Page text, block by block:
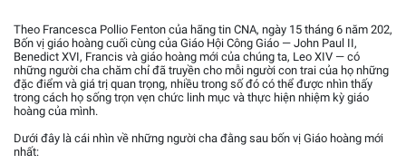
Theo Francesca Pollio Fenton của hãng tin CNA, ngày 15 tháng 6 năm 202,
Bốn vị giáo hoàng cuối cùng của Giáo Hội Công Giáo — John Paul II,
Benedict XVI, Francis và giáo hoàng mới của chúng ta, Leo XIV — có
những người cha chăm chỉ đã truyền cho mỗi người con trai của họ những
đặc điểm và giá trị quan trọng, nhiều trong số đó có thể được nhìn thấy
trong cách họ sống trọn vẹn chức linh mục và thực hiện nhiệm kỳ giáo
hoàng của mình.
Dưới đây là cái nhìn về những người cha đằng sau bốn vị Giáo hoàng mới
nhất: